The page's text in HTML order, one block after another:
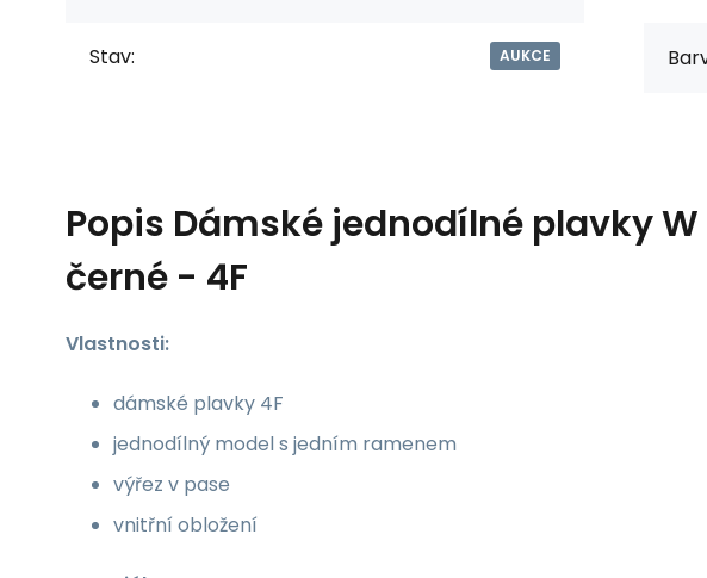
Stav: AUKCE
Popis Dámské jednodílné plavky W
černé - 4F
Vlastnosti:
dámské plavky 4F
jednodílný model s jedním ramenem
výřez v pase
vnitřní obložení